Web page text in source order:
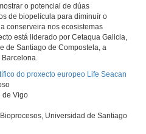
o potencial de dúas
de biopelícula para diminuír o
conserveira nos ecosistemas
está liderado por Cetaqua Galicia,
de Santiago de Compostela, a
Barcelona.
do proxecto europeo Life Seacan
de Vigo
Universidad de Santiago
Presentación Life Seacan
out. de 2016
A industria conservera de peixes e mariscos: cllaves para liderar desde Galicia o complexo mar industria a nivel mundial